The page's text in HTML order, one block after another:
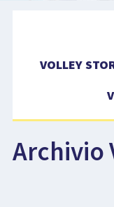
VOLLEY
Archivio